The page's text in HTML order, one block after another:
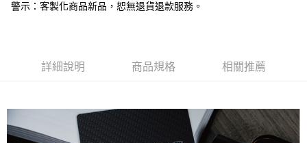
警示：客製化商品新品，恕無退貨退款服務。
詳細說明 商品規格 相關推薦